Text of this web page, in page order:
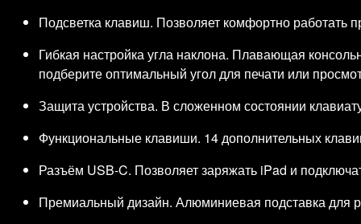
Подсветка клавиш. Позволяет комфортно работать
Гибкая настройка угла наклона. Плавающая
подберите оптимальный угол для печати или
Защита устройства. В сложенном состоянии
Функциональные клавиши. 14 дополнительных
Разъём USB‑C. Позволяет заряжать iPad и
Премиальный дизайн. Алюминиевая подставка для